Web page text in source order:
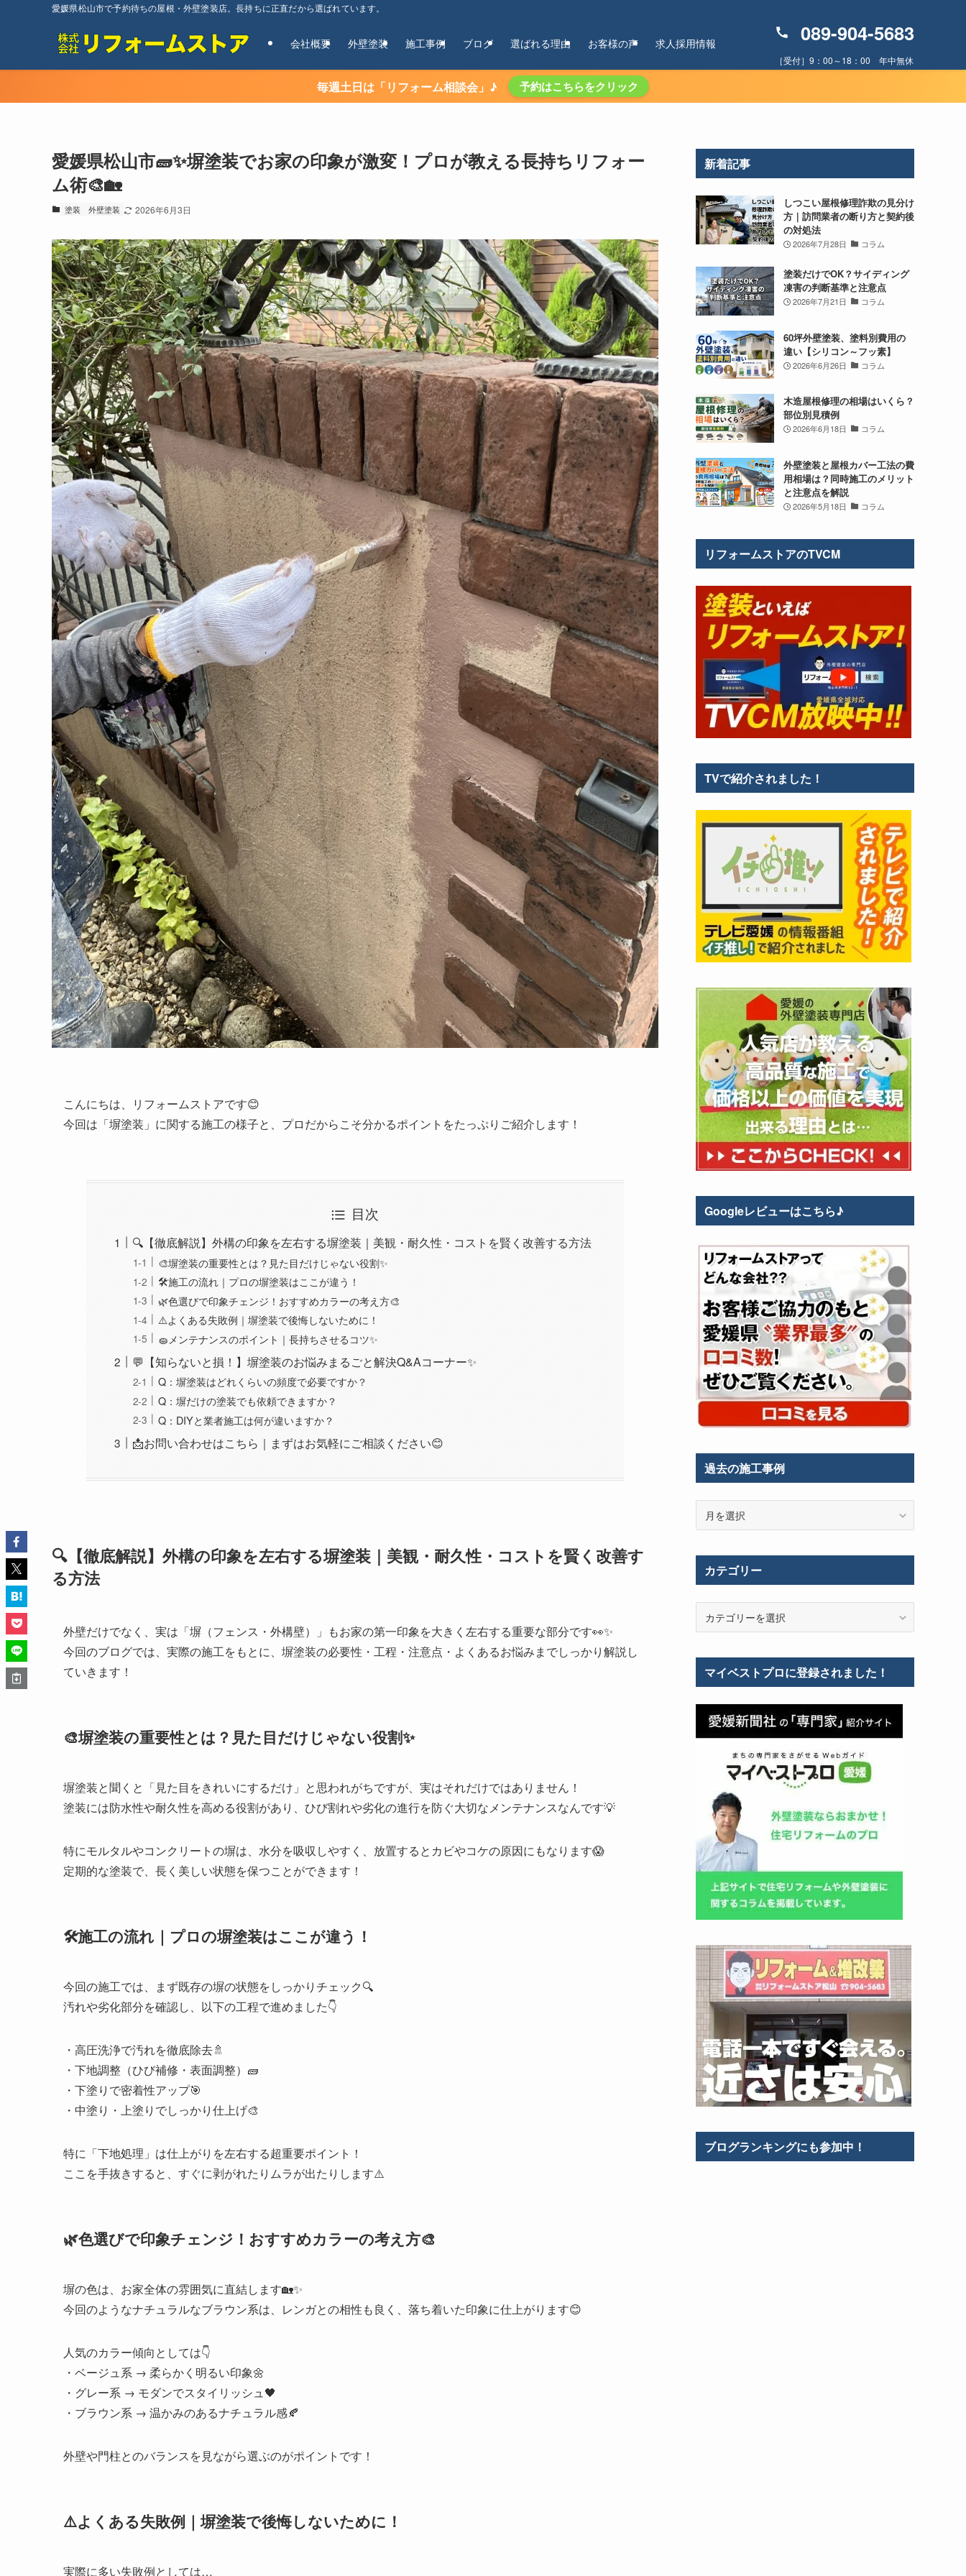
愛媛県松山市で予約待ちの屋根・外壁塗装店。長持ちに正直だから選ばれています。
会社概要 外壁塗装 施工事例 ブログ 選ばれる理由 お客様の声 求人採用情報 089-904-5683
［受付］9：00～18：00 年中無休
毎週土日は「リフォーム相談会」♪ 予約はこちらをクリック
愛媛県松山市🧱✨塀塗装でお家の印象が激変！プロが教える長持ちリフォー
ム術🎨🏡
塗装 外壁塗装 2026年6月3日
こんにちは、リフォームストアです😊
今回は「塀塗装」に関する施工の様子と、プロだからこそ分かるポイントをたっぷりご紹介します！
目次
🔍【徹底解説】外構の印象を左右する塀塗装｜美観・耐久性・コストを賢く改善する方法
🎨塀塗装の重要性とは？見た目だけじゃない役割✨
🛠️施工の流れ｜プロの塀塗装はここが違う！
🌿色選びで印象チェンジ！おすすめカラーの考え方🎨
⚠️よくある失敗例｜塀塗装で後悔しないために！
🧽メンテナンスのポイント｜長持ちさせるコツ✨
💬【知らないと損！】塀塗装のお悩みまるごと解決Q&Aコーナー✨
Q：塀塗装はどれくらいの頻度で必要ですか？
Q：塀だけの塗装でも依頼できますか？
Q：DIYと業者施工は何が違いますか？
📩お問い合わせはこちら｜まずはお気軽にご相談ください😊
🔍【徹底解説】外構の印象を左右する塀塗装｜美観・耐久性・コストを賢く改善す
る方法
外壁だけでなく、実は「塀（フェンス・外構壁）」もお家の第一印象を大きく左右する重要な部分です👀✨
今回のブログでは、実際の施工をもとに、塀塗装の必要性・工程・注意点・よくあるお悩みまでしっかり解説し
ていきます！
🎨塀塗装の重要性とは？見た目だけじゃない役割✨
塀塗装と聞くと「見た目をきれいにするだけ」と思われがちですが、実はそれだけではありません！
塗装には防水性や耐久性を高める役割があり、ひび割れや劣化の進行を防ぐ大切なメンテナンスなんです💡
特にモルタルやコンクリートの塀は、水分を吸収しやすく、放置するとカビやコケの原因にもなります😱
定期的な塗装で、長く美しい状態を保つことができます！
🛠️施工の流れ｜プロの塀塗装はここが違う！
今回の施工では、まず既存の塀の状態をしっかりチェック🔍
汚れや劣化部分を確認し、以下の工程で進めました👇
・高圧洗浄で汚れを徹底除去🚿
・下地調整（ひび補修・表面調整）🧱
・下塗りで密着性アップ🎯
・中塗り・上塗りでしっかり仕上げ🎨
特に「下地処理」は仕上がりを左右する超重要ポイント！
ここを手抜きすると、すぐに剥がれたりムラが出たりします⚠️
🌿色選びで印象チェンジ！おすすめカラーの考え方🎨
塀の色は、お家全体の雰囲気に直結します🏡✨
今回のようなナチュラルなブラウン系は、レンガとの相性も良く、落ち着いた印象に仕上がります😊
人気のカラー傾向としては👇
・ベージュ系 → 柔らかく明るい印象🌼
・グレー系 → モダンでスタイリッシュ🖤
・ブラウン系 → 温かみのあるナチュラル感🍂
外壁や門柱とのバランスを見ながら選ぶのがポイントです！
⚠️よくある失敗例｜塀塗装で後悔しないために！
実際に多い失敗例としては…
新着記事
しつこい屋根修理詐欺の見分け
方｜訪問業者の断り方と契約後
の対処法
2026年7月28日 コラム
塗装だけでOK？サイディング
凍害の判断基準と注意点
2026年7月21日 コラム
60坪外壁塗装、塗料別費用の
違い【シリコン～フッ素】
2026年6月26日 コラム
木造屋根修理の相場はいくら？
部位別見積例
2026年6月18日 コラム
外壁塗装と屋根カバー工法の費
用相場は？同時施工のメリット
と注意点を解説
2026年5月18日 コラム
リフォームストアのTVCM
TVで紹介されました！
Googleレビューはこちら♪
過去の施工事例
施
事
例
カテゴリー
リ
マイベストプロに登録されました！
ブログランキングにも参加中！